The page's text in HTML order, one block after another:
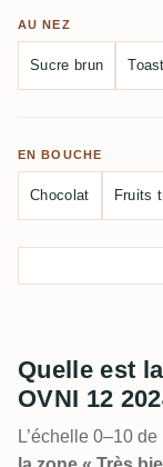
AU NEZ
Sucre brun
EN BOUCHE
Chocolat Fruits
Quelle est
OVNI 12
L’échelle 0–10